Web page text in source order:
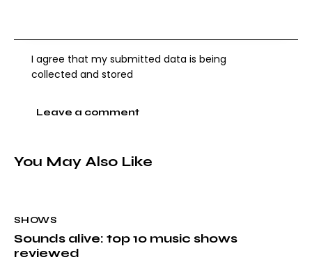
I agree that my submitted data is being
collected and stored
You May Also Like
SHOWS
Sounds alive: top 10 music shows
reviewed